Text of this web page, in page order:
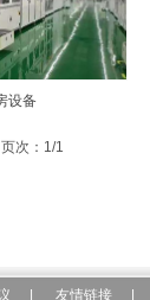
设备
次：1/1
友情链接